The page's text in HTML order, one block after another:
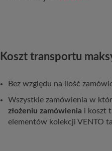
Koszt transportu
Bez względu na ilość
Wszystkie zamówienia w
złożeniu zamówienia i koszt
elementów kolekcji VENTO